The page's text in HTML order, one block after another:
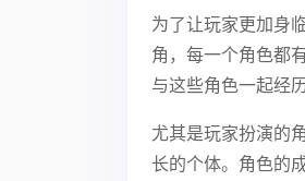
为了让玩家更加身
角，每一个角色都
与这些角色一起经
尤其是玩家扮演的
长的个体。角色的